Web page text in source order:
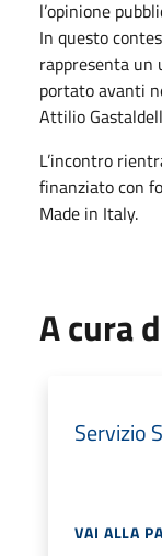
l’opinione
In questo
rappresenta un
portato avanti
Attilio
L’incontro
finanziato con
Made in Italy.
A cura
Servizio
VAI ALLA